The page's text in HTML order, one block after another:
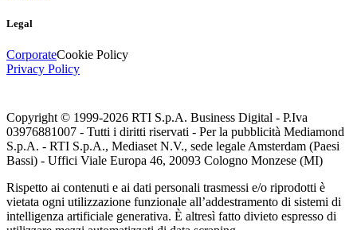
Legal
CorporateCookie Policy
Privacy Policy
Copyright © 1999-2026 RTI S.p.A. Business Digital - P.Iva
03976881007 - Tutti i diritti riservati - Per la pubblicità Mediamond
S.p.A. - RTI S.p.A., Mediaset N.V., sede legale Amsterdam (Paesi
Bassi) - Uffici Viale Europa 46, 20093 Cologno Monzese (MI)
Rispetto ai contenuti e ai dati personali trasmessi e/o riprodotti è
vietata ogni utilizzazione funzionale all’addestramento di sistemi di
intelligenza artificiale generativa. È altresì fatto divieto espresso di